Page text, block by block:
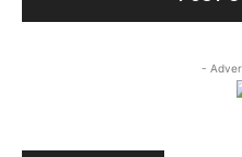
-